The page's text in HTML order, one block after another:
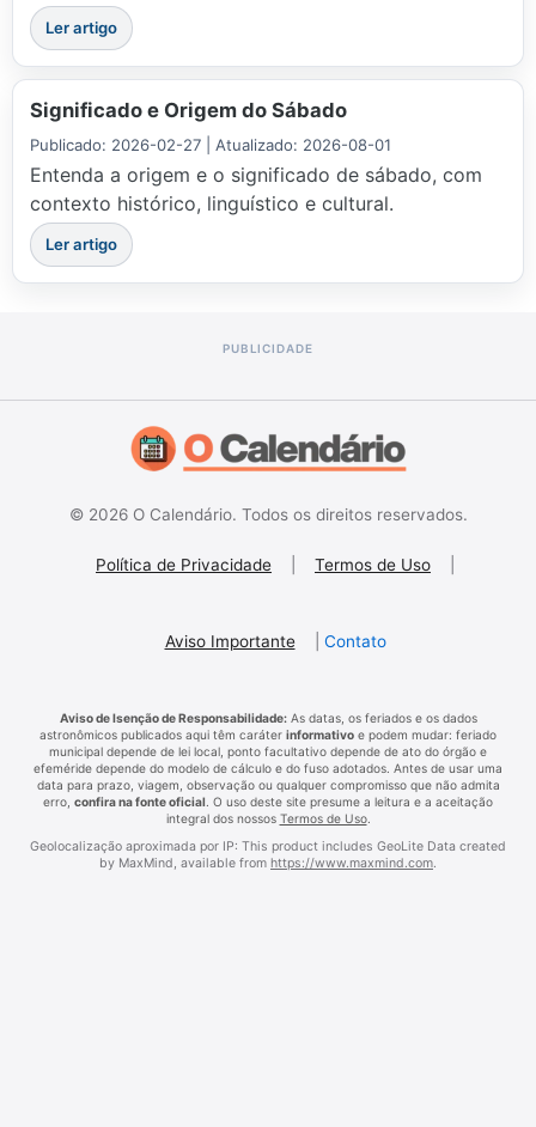
Ler artigo
Significado e Origem do Sábado
Publicado: 2026-02-27 | Atualizado: 2026-08-01
Entenda a origem e o significado de sábado, com
contexto histórico, linguístico e cultural.
Ler artigo
© 2026 O Calendário. Todos os direitos reservados.
Política de Privacidade Termos de Uso
Aviso Importante Contato
Aviso de Isenção de Responsabilidade:As datas, os feriados e os dados
astronômicos publicados aqui têm caráter informativo e podem mudar: feriado
municipal depende de lei local, ponto facultativo depende de ato do órgão e
efeméride depende do modelo de cálculo e do fuso adotados. Antes de usar uma
data para prazo, viagem, observação ou qualquer compromisso que não admita
erro, confira na fonte oficial . O uso deste site presume a leitura e a aceitação
integral dos nossos Termos de Uso.
Geolocalização aproximada por IP: This product includes GeoLite Data created
by MaxMind, available from https://www.maxmind.com.